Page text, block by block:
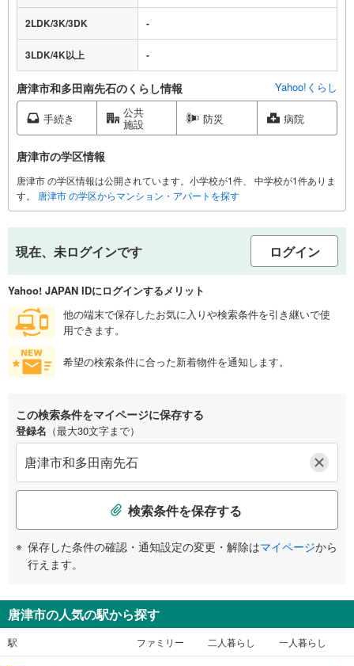
2LDK/3K/3DK -
3LDK/4K以上 -
唐津市和多田南先石のくらし情報 Yahoo!くらし
手続き 公共
施設 防災 病院
唐津市の学区情報
唐津市 の学区情報は公開されています。小学校が1件、 中学校が1件ありま
す。
唐津市 の学区からマンション・アパートを探す
現在、未ログインです ログイン
Yahoo! JAPAN IDにログインするメリット
他の端末で保存したお気に入りや検索条件を引き継いで使
用できます。
希望の検索条件に合った新着物件を通知します。
この検索条件をマイページに保存する
登録名 （最大30文字まで）
検索条件を保存する
保存した条件の確認・通知設定の変更・解除はマイページから
行えます。
唐津市の人気の駅から探す
駅 ファミリー 二人暮らし 一人暮らし